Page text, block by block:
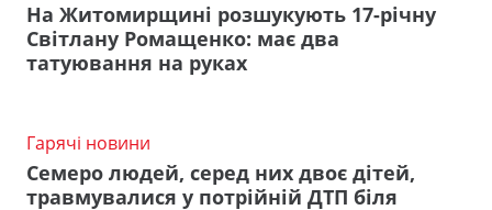
На Житомирщині розшукують 17-річну
Світлану Ромащенко: має два
татуювання на руках
Гарячі новини
Семеро людей, серед них двоє дітей,
травмувалися у потрійній ДТП біля